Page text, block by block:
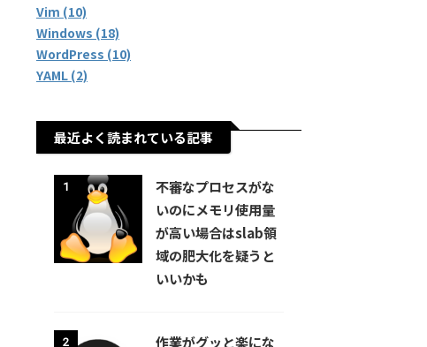
Vim (10)
Windows (18)
WordPress (10)
YAML (2)
最近よく読まれている記事
1
不審なプロセスがな
いのにメモリ使用量
が高い場合はslab領
域の肥大化を疑うと
いいかも
2 作業がグッと楽にな